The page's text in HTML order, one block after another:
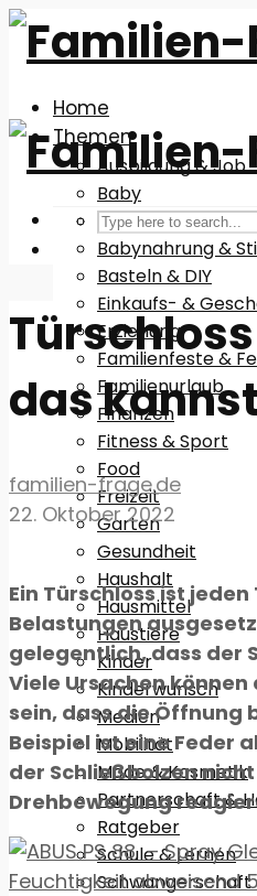
Home
Themen
Ausbildung & Job
Baby
Babyausstattung
Babynahrung &
Basteln & DIY
Einkaufs- &
Erziehung
Familienfeste &
Familienurlaub
Finanzen
Fitness & Sport
Food
Freizeit
Garten
Gesundheit
Haushalt
Hausmittel
Haustiere
Kinder
Kinderwunsch
Medien
Mobilität
Mode & Kosmetik
Partnerschaft &
Ratgeber
Schule & Lernen
Schwangerschaft
das
familien-frage.de
22. Oktober 2022
Ein Türschloss ist
Belastungen
gelegentlich, dass der
Viele Ursachen
sein, dass die Öffnung
Beispiel ist eine Feder
der Schließbolzen
Drehbewegung